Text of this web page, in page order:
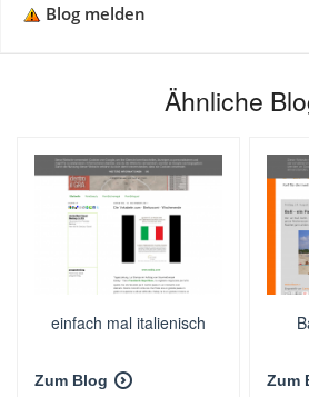
Blog melden
Ähnliche
einfach mal italienisch
Zum Blog Zum